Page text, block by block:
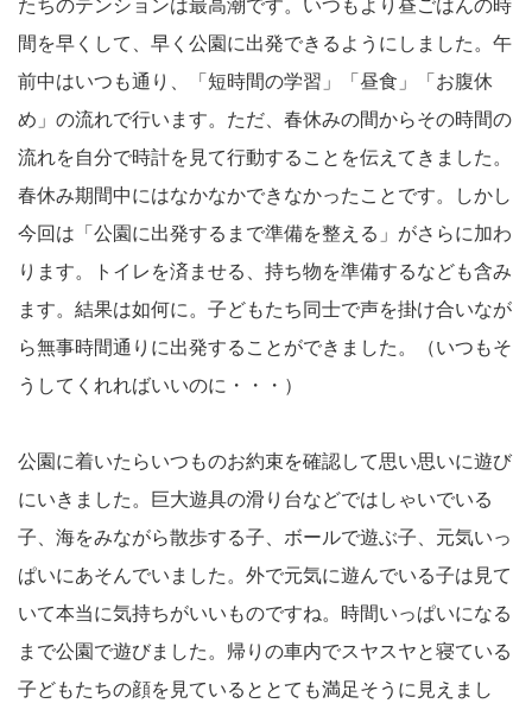
たちのテンションは最高潮です。いつもより昼ごはんの時
間を早くして、早く公園に出発できるようにしました。午
前中はいつも通り、「短時間の学習」「昼食」「お腹休
め」の流れで行います。ただ、春休みの間からその時間の
流れを自分で時計を見て行動することを伝えてきました。
春休み期間中にはなかなかできなかったことです。しかし
今回は「公園に出発するまで準備を整える」がさらに加わ
ります。トイレを済ませる、持ち物を準備するなども含み
ます。結果は如何に。子どもたち同士で声を掛け合いなが
ら無事時間通りに出発することができました。（いつもそ
うしてくれればいいのに・・・）
公園に着いたらいつものお約束を確認して思い思いに遊び
にいきました。巨大遊具の滑り台などではしゃいでいる
子、海をみながら散歩する子、ボールで遊ぶ子、元気いっ
ぱいにあそんでいました。外で元気に遊んでいる子は見て
いて本当に気持ちがいいものですね。時間いっぱいになる
まで公園で遊びました。帰りの車内でスヤスヤと寝ている
子どもたちの顔を見ているととても満足そうに見えまし